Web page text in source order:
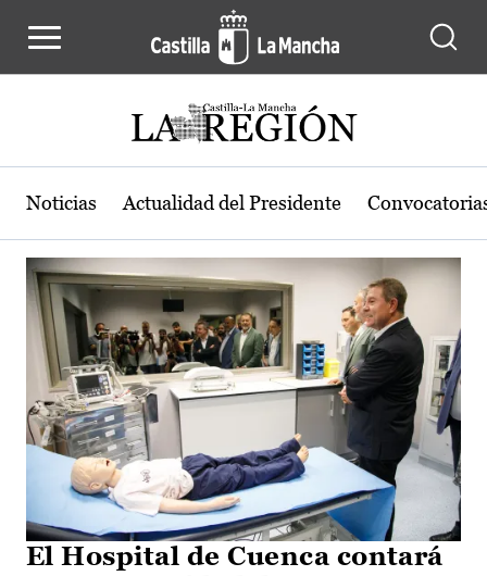
Actualidad de la región de Castilla-
Noticias Actualidad del Presidente
El Hospital de Cuenca contará